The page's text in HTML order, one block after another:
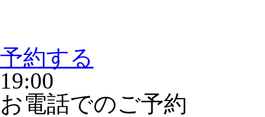
予約する
19:00
お電話でのご予約